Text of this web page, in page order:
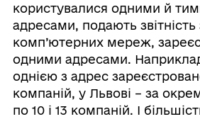
користувалися одними й
адресами, подають
комп’ютерних мереж,
одними адресами.
однією з адрес
компаній, у Львові – за
по 10 і 13 компаній. І